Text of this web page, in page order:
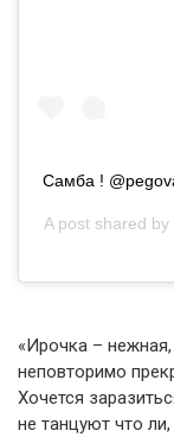
Самба !
A post shared by
«Ирочка –
неповторимо
Хочется
не танцуют что